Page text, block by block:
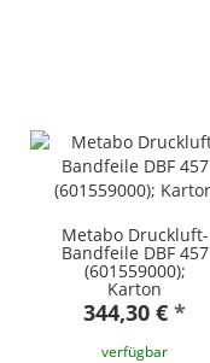
Metabo Druckluft-
Bandfeile DBF 457
(601559000);
Karton
344,30 € *
verfügbar